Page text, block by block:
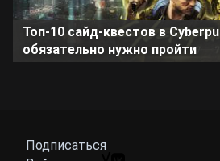
Топ-10 сайд-квестов в
обязательно нужно пройти
Подписаться